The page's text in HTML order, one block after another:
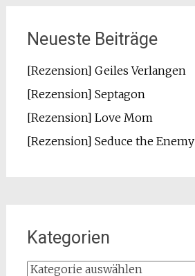
Neueste Beiträge
[Rezension] Geiles Verlangen
[Rezension] Septagon
[Rezension] Love Mom
[Rezension] Seduce the Enemy
Kategorien
Kategorien